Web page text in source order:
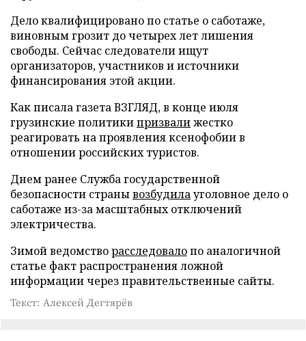
Дело квалифицировано по статье о саботаже,
виновным грозит до четырех лет лишения
свободы. Сейчас следователи ищут
организаторов, участников и источники
финансирования этой акции.
Как писала газета ВЗГЛЯД, в конце июля
грузинские политикипризвалижестко
реагировать на проявления ксенофобии в
отношении российских туристов.
Днем ранее Служба государственной
безопасности странывозбудилауголовное дело о
саботаже из-за масштабных отключений
электричества.
Зимой ведомстворасследовалопо аналогичной
статье факт распространения ложной
информации через правительственные сайты.
Текст: Алексей Дегтярёв